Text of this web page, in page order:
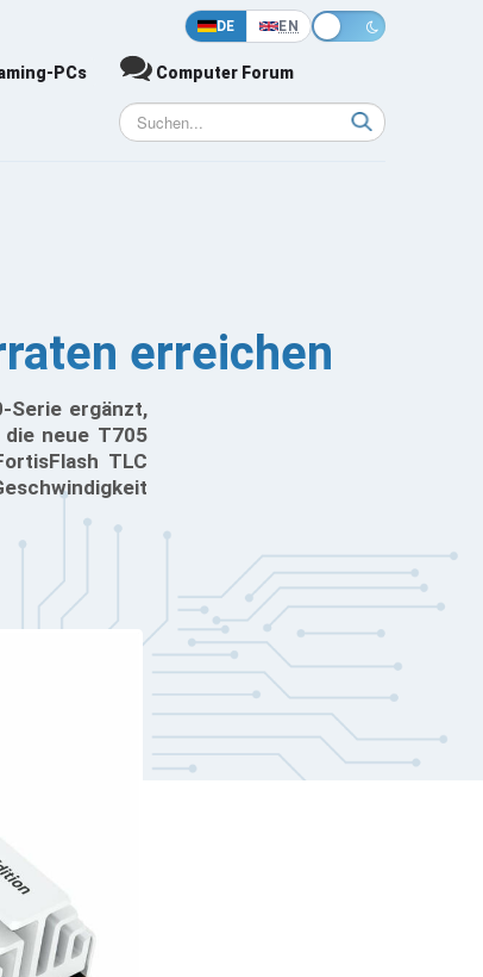
DE EN
PCs Computer Forum
erreichen
Serie ergänzt,
neue T705
TLC